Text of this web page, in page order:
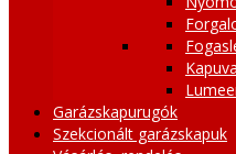
Garázskapurugók
Szekcionált garázskapuk